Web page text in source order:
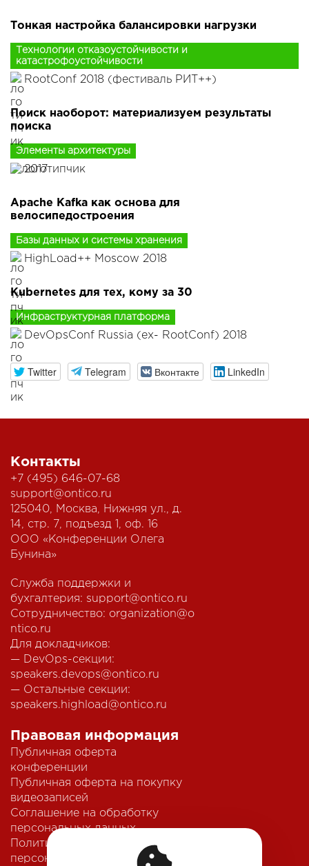
Тонкая настройка балансировки нагрузки
Технологии отказоустойчивости и
катастрофоустойчивости
RootConf 2018 (фестиваль РИТ++)
Поиск наоборот: материализуем результаты
поиска
Элементы архитектуры
2017
Apache Kafka как основа для
велосипедостроения
Базы данных и системы хранения
HighLoad++ Moscow 2018
Kubernetes для тех, кому за 30
Инфраструктурная платформа
DevOpsConf Russia (ex- RootConf) 2018
Twitter Telegram Вконтакте LinkedIn
Контакты
+7 (495) 646-07-68
support@ontico.ru
125040, Москва, Нижняя ул., д.
14, стр. 7, подъезд 1, оф. 16
ООО «Конференции Олега
Бунина»
Служба поддержки и
бухгалтерия: support@ontico.ru
Сотрудничество: organization@o
ntico.ru
Для докладчиков:
— DevOps-секции:
speakers.devops@ontico.ru
— Остальные секции:
speakers.highload@ontico.ru
Правовая информация
Публичная оферта
конференции
Публичная оферта на покупку
видеозаписей
Соглашение на обработку
персональных данных
Политика обработки
персональных данных